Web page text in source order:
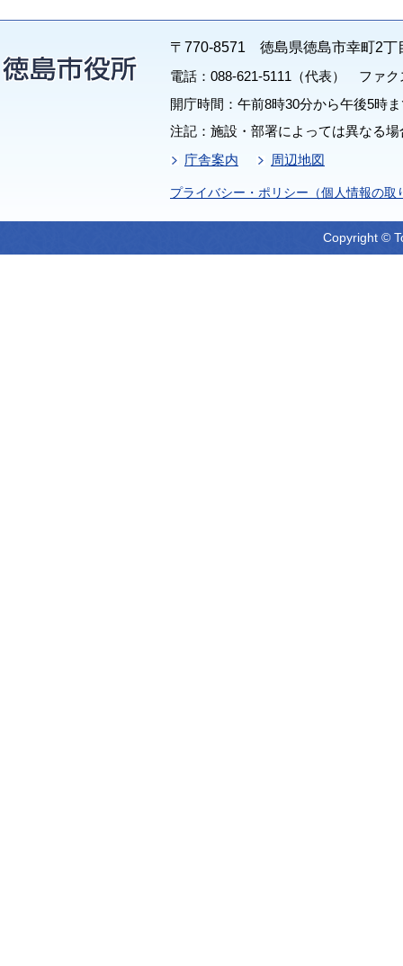
〒770-8571 徳島県徳島市幸町2丁
電話：088-621-5111（代表） ファク
開庁時間：午前8時30分から午後5時
注記：施設・部署によっては異なる
庁舎案内
周辺地図
プライバシー・ポリシー（個人情報の取
Copyright ©